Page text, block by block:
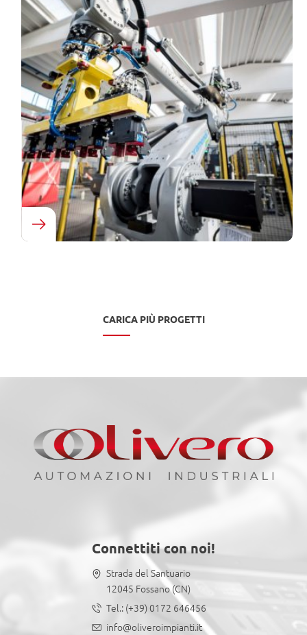
CARICA PIÙ PROGETTI
Connettiti con noi!
Strada del Santuario
12045 Fossano (CN)
Tel.: (+39) 0172 646456
info@oliveroimpianti.it